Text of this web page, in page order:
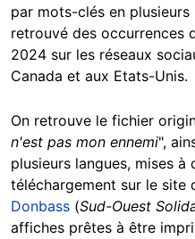
par mots-clés en plusieurs
retrouvé des occurrences
2024 sur les réseaux
Canada et aux Etats-Unis.
On retrouve le fichier
n'est pas mon ennemi",
plusieurs langues, mises
téléchargement sur le site
Donbass (Sud-Ouest
affiches prêtes à être